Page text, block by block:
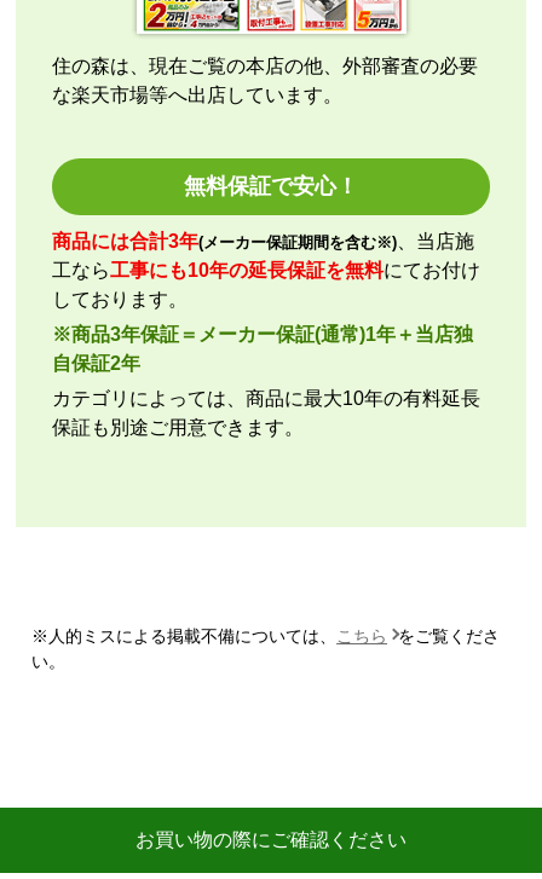
だくことができました。
kazumorimoriさん
欲しい商品をスムーズに注文できましたか？
ショップからの連絡や対応は適切でしたか？
いいえ
予定の期日までに商品が届きましたか？
はい
商品の梱包は必要十分なものでしたか？
はい
またこのショップを利用したいですか？
いいえ
【注文からどのくらいで届きましたか？】
商品価格は安く、工事費で稼ぐ形。
住の森は、現在ご覧の本店の他、外部審査の必要
な楽天市場等へ出店しています。
無料保証で安心！
商品には合計3年(メーカー保証期間を含む※) 、当店施
工なら工事にも10年の延長保証を無料にてお付け
しております。
※商品3年保証＝メーカー保証(通常)1年＋当店独
自保証2年
カテゴリによっては、商品に最大10年の有料延長
保証も別途ご用意できます。
※人的ミスによる掲載不備については、 こちら
をご覧くださ
い。
お買い物の際にご確認ください